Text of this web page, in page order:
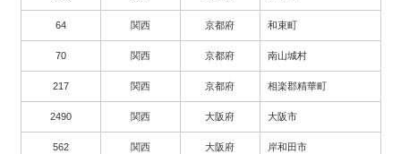
64 関西 京都府 和束町
70 関西 京都府 南山城村
217 関西 京都府 相楽郡精華町
2490 関西 大阪府 大阪市
562 関西 大阪府 岸和田市